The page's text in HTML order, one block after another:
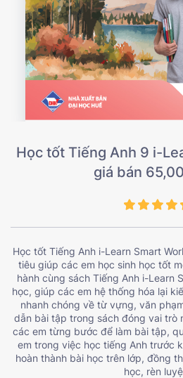
Học tốt Tiếng Anh 9 i-
giá bán
Học tốt Tiếng Anh i-Learn Smart
tiêu giúp các em học sinh học tốt
hành cùng sách Tiếng Anh i-Learn
học, giúp các em hệ thống hóa lại
nhanh chóng về từ vựng, văn
dẫn bài tập trong sách đóng vai trò
các em từng bước để làm bài tập,
em trong việc học tiếng Anh trước
hoàn thành bài học trên lớp, đồng
học, rèn